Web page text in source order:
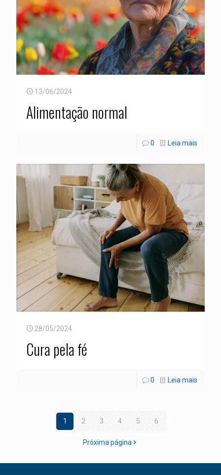
13/06/2024
Alimentação normal
0 Leia mais
28/05/2024
Cura pela fé
0 Leia mais
1 2 3 4 5 6
Próxima página